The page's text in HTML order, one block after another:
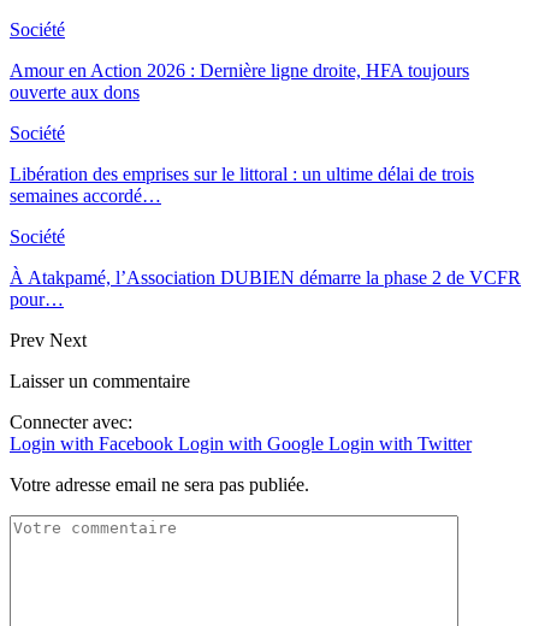
Société
Amour en Action 2026 : Dernière ligne droite, HFA toujours
ouverte aux dons
Société
Libération des emprises sur le littoral : un ultime délai de trois
semaines accordé…
Société
À Atakpamé, l’Association DUBIEN démarre la phase 2 de VCFR
pour…
Prev Next
Laisser un commentaire
Connecter avec:
Login with Facebook Login with Google Login with Twitter
Votre adresse email ne sera pas publiée.